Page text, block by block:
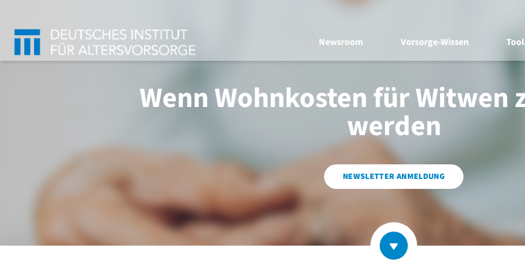
Newsroom Vorsorge-Wissen
Wenn Wohnkosten für Witwen
werden
NEWSLETTER ANMELDUNG